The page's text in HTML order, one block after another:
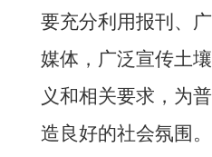
要充分利用报刊、
媒体，广泛宣传土
义和相关要求，为
造良好的社会氛围。